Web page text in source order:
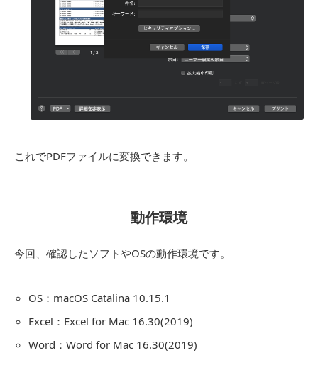
これでPDFファイルに変換できます。
動作環境
今回、確認したソフトやOSの動作環境です。
OS：macOS Catalina 10.15.1
Excel：Excel for Mac 16.30(2019)
Word：Word for Mac 16.30(2019)